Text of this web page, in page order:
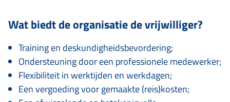
Wat biedt de organisatie de vrijwilliger?
Training en deskundigheidsbevordering;
Ondersteuning door een professionele medewerker;
Flexibiliteit in werktijden en werkdagen;
Een vergoeding voor gemaakte (reis)kosten;